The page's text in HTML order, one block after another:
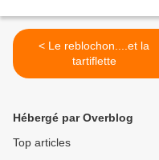
< Le reblochon....et la
tartiflette
Hébergé par Overblog
Top articles